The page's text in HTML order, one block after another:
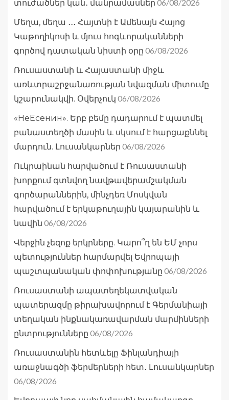
տուժածներ կան․ մանրամասներ 06/08/2026
Մեղա, մեղա ․․․ Հայտնի է Ամենայն Հայոց
Կաթողիկոսի և մյուս հոգևորականների
գործով դատական նիստի օրը 06/08/2026
Ռուսաստանի և Հայաստանի միջև
առևտրաշրջանառության նվազման միտումը
կշարունակվի. Օվերչուկ 06/08/2026
«НеЕсенин». Երբ բեմը դադարում է պատմել
բանաստեղծի մասին և սկսում է հարցաքննել
մարդուն. Լուսանկարներ 06/08/2026
Ուկրաինան հարվածում է Ռուսաստանի
խորքում գտնվող նավթավերամշակման
գործարաններին, մինչդեռ Մոսկվան
հարվածում է երկաթուղային կայարանին և
նավին 06/08/2026
Վերջին չեզոք երկրները. Կարո՞ղ են ԵՄ չորս
պետություններ հարմարվել Եվրոպայի
պաշտպանական փոփոխությանը 06/08/2026
Ռուսաստանի ապատեղեկատվական
պատերազմը թիրախավորում է Գերմանիայի
տեղական ինքնակառավարման մարմինների
ընտրությունները 06/08/2026
Ռուսաստանին հետևելը Ֆինլանդիայի
առաջնագծի ֆերմերների հետ․ Լուսանկարներ
06/08/2026